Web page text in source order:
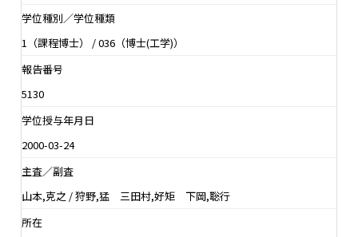
学位種別／学位種類
1（課程博士） / 036（博士(工学)）
報告番号
5130
学位授与年月日
2000-03-24
主査／副査
山本,克之 / 狩野,猛 三田村,好矩 下岡,聡行
所在